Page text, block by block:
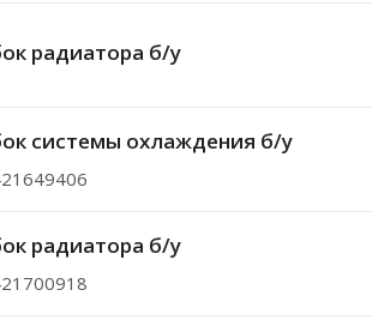
радиатора б/у
системы охлаждения б/у
радиатора б/у